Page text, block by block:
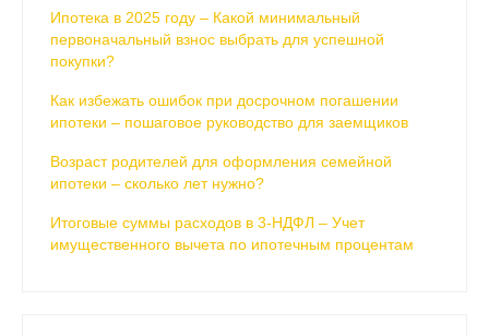
Ипотека в 2025 году – Какой минимальный
первоначальный взнос выбрать для успешной
покупки?
Как избежать ошибок при досрочном погашении
ипотеки – пошаговое руководство для заемщиков
Возраст родителей для оформления семейной
ипотеки – сколько лет нужно?
Итоговые суммы расходов в 3-НДФЛ – Учет
имущественного вычета по ипотечным процентам